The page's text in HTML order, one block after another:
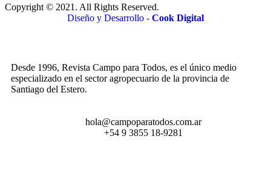
Copyright © 2021. All Rights Reserved.
Diseño y Desarrollo - Cook Digital
Desde 1996, Revista Campo para Todos, es el único medio
especializado en el sector agropecuario de la provincia de
Santiago del Estero.
hola@campoparatodos.com.ar
+54 9 3855 18-9281